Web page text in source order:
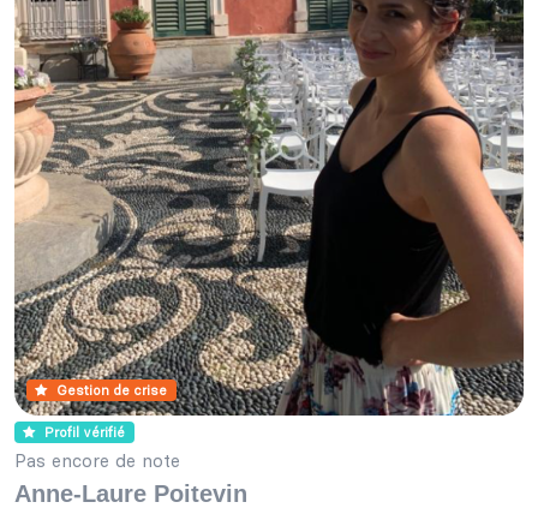
Gestion de crise
Profil vérifié
Pas encore de note
Anne-Laure Poitevin